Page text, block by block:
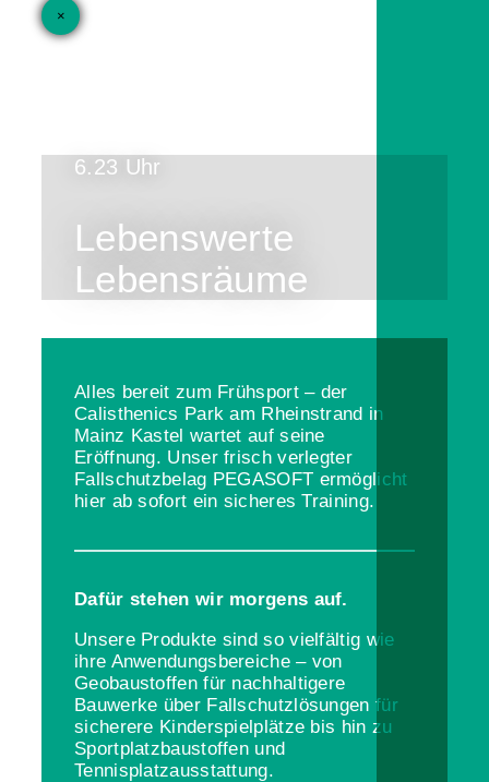
×
6.23 Uhr
Lebenswerte
Lebensräume
Alles bereit zum Frühsport – der
Calisthenics Park am Rheinstrand in
Mainz Kastel wartet auf seine
Eröffnung. Unser frisch verlegter
Fallschutzbelag PEGASOFT ermöglicht
hier ab sofort ein sicheres Training.
Dafür stehen wir morgens auf.
Unsere Produkte sind so vielfältig wie
ihre Anwendungsbereiche – von
Geobaustoffen für nachhaltigere
Bauwerke über Fallschutzlösungen für
sicherere Kinderspielplätze bis hin zu
Sportplatzbaustoffen und
Tennisplatzausstattung.